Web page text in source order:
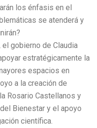
los énfasis en el
se atenderá y
gobierno de Claudia
estratégicamente la
espacios en
a la creación de
Rosario Castellanos y
Bienestar y el apoyo
científica.